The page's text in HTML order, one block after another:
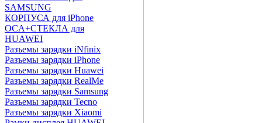
SAMSUNG
КОРПУСА для iPhone
OCA+СТЕКЛА для
HUAWEI
Разъемы зарядки iNfinix
Разъемы зарядки iPhone
Разъемы зарядки Huawei
Разъемы зарядки RealMe
Разъемы зарядки Samsung
Разъемы зарядки Tecno
Разъемы зарядки Xiaomi